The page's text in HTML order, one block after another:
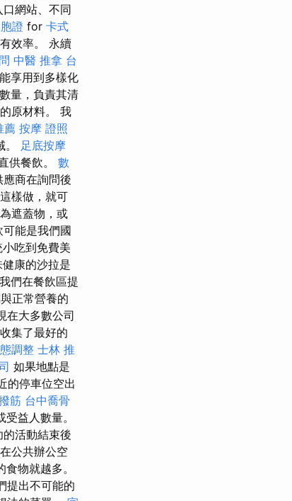
網站、不同
證 for 卡式
效率。 永續
中醫 推拿 台
享用到多樣化
量，負責其清
原材料。 我
薦 按摩 證照
足底按摩
供餐飲。 數
商在詢問後
樣做，就可
遮蓋物，或
能是我們國
吃到免費美
康的沙拉是
我們在餐飲區提
正常營養的
在大多數公司
集了最好的
調整 士林 推
如果地點是
的停車位空出
筋 台中喬骨
益人數量。
活動結束後
公共辦公空
物就越多。
提出不可能的